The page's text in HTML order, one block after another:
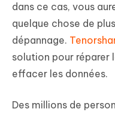
dans ce cas, vous
quelque chose de
dépannage.
solution pour réparer
effacer les données.
Des millions de